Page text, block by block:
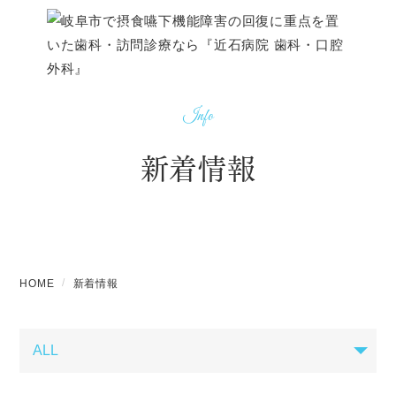
Info
新着情報
HOME 新着情報